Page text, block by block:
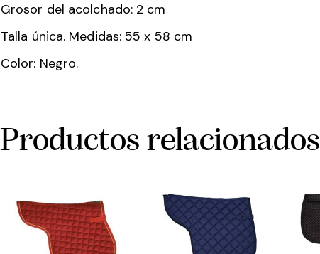
Grosor del acolchado: 2 cm
Talla única. Medidas: 55 x 58 cm
Color: Negro.
Productos relacionados